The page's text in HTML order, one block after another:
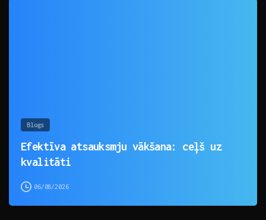
Blogs
Efektīva atsauksmju vākšana: ceļš uz
kvalitāti
06/08/2026